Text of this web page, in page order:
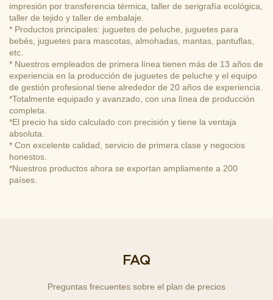
impresión por transferencia térmica, taller de serigrafía ecológica,
taller de tejido y taller de embalaje.
* Productos principales: juguetes de peluche, juguetes para
bebés, juguetes para mascotas, almohadas, mantas, pantuflas,
etc.
* Nuestros empleados de primera línea tienen más de 13 años de
experiencia en la producción de juguetes de peluche y el equipo
de gestión profesional tiene alrededor de 20 años de experiencia.
*Totalmente equipado y avanzado, con una línea de producción
completa.
*El precio ha sido calculado con precisión y tiene la ventaja
absoluta.
* Con excelente calidad, servicio de primera clase y negocios
honestos.
*Nuestros productos ahora se exportan ampliamente a 200
países.
FAQ
Preguntas frecuentes sobre el plan de precios